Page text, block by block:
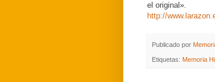
el original».
http://
Publicado por
Etiquetas: Memoria